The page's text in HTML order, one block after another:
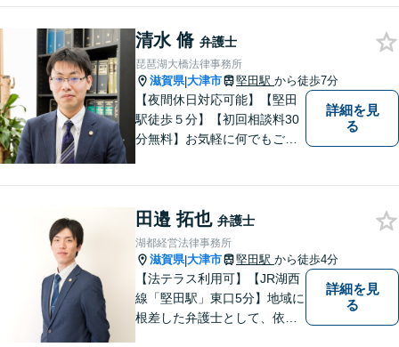
清水 脩 弁護士
琵琶湖大橋法律事務所
滋賀県|大津市 堅田駅 から徒歩7分
【夜間休日対応可能】【堅田
駅徒歩５分】【初回相談料30
分無料】お気軽に何でもご相
詳細を見
る
田邉 拓也 弁護士
湖都経営法律事務所
滋賀県|大津市 堅田駅 から徒歩4分
【法テラス利用可】【JR湖西
線「堅田駅」東口5分】地域に
根差した弁護士として、依頼
詳細を見
る